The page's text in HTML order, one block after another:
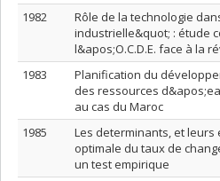
1982
Rôle de la technologie
industrielle&quot; : étude
l&apos;O.C.D.E. face à la
1983
Planification du
des ressources
au cas du Maroc
1985
Les determinants, et leurs
optimale du taux de
un test empirique